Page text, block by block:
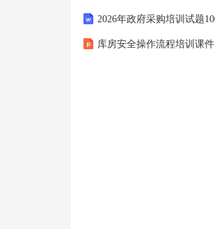
库房安全操作流程培训课件